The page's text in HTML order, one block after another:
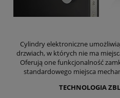
Cylindry elektroniczne
drzwiach, w których nie ma
Oferują one funkcjonalność
standardowego miejsca
TECHNOLOGIA